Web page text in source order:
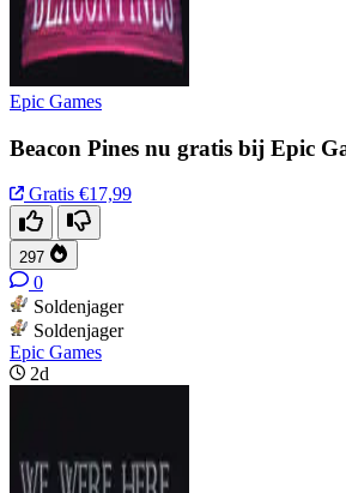
Epic Games
Beacon Pines nu gratis bij Epic
Gratis €17,99
297
0
Soldenjager
Soldenjager
Epic Games
2d